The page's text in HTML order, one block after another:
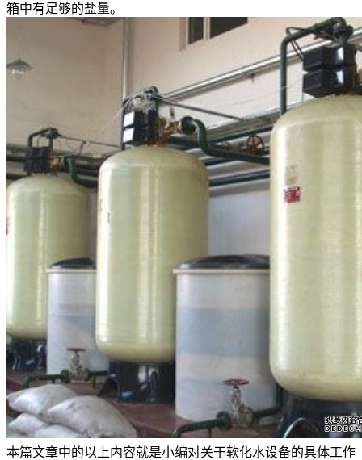
箱中有足够的盐量。
本篇文章中的以上内容就是小编对关于软化水设备的具体工作